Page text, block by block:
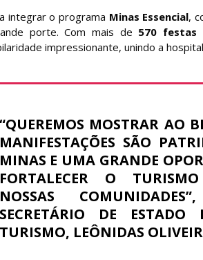
integrar o programa Minas Essencial,
porte. Com mais de 570 festas
impressionante, unindo a
“QUEREMOS MOSTRAR AO
MANIFESTAÇÕES SÃO
MINAS E UMA GRANDE
FORTALECER O
NOSSAS COMUNIDADES”,
SECRETÁRIO DE
TURISMO, LEÔNIDAS